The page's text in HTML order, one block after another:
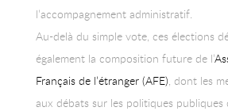
l’accompagnement administratif.
Au-delà du simple vote, ces élections
également la composition future de l’
Français de l’étranger (AFE) , dont les
aux débats sur les politiques publiques